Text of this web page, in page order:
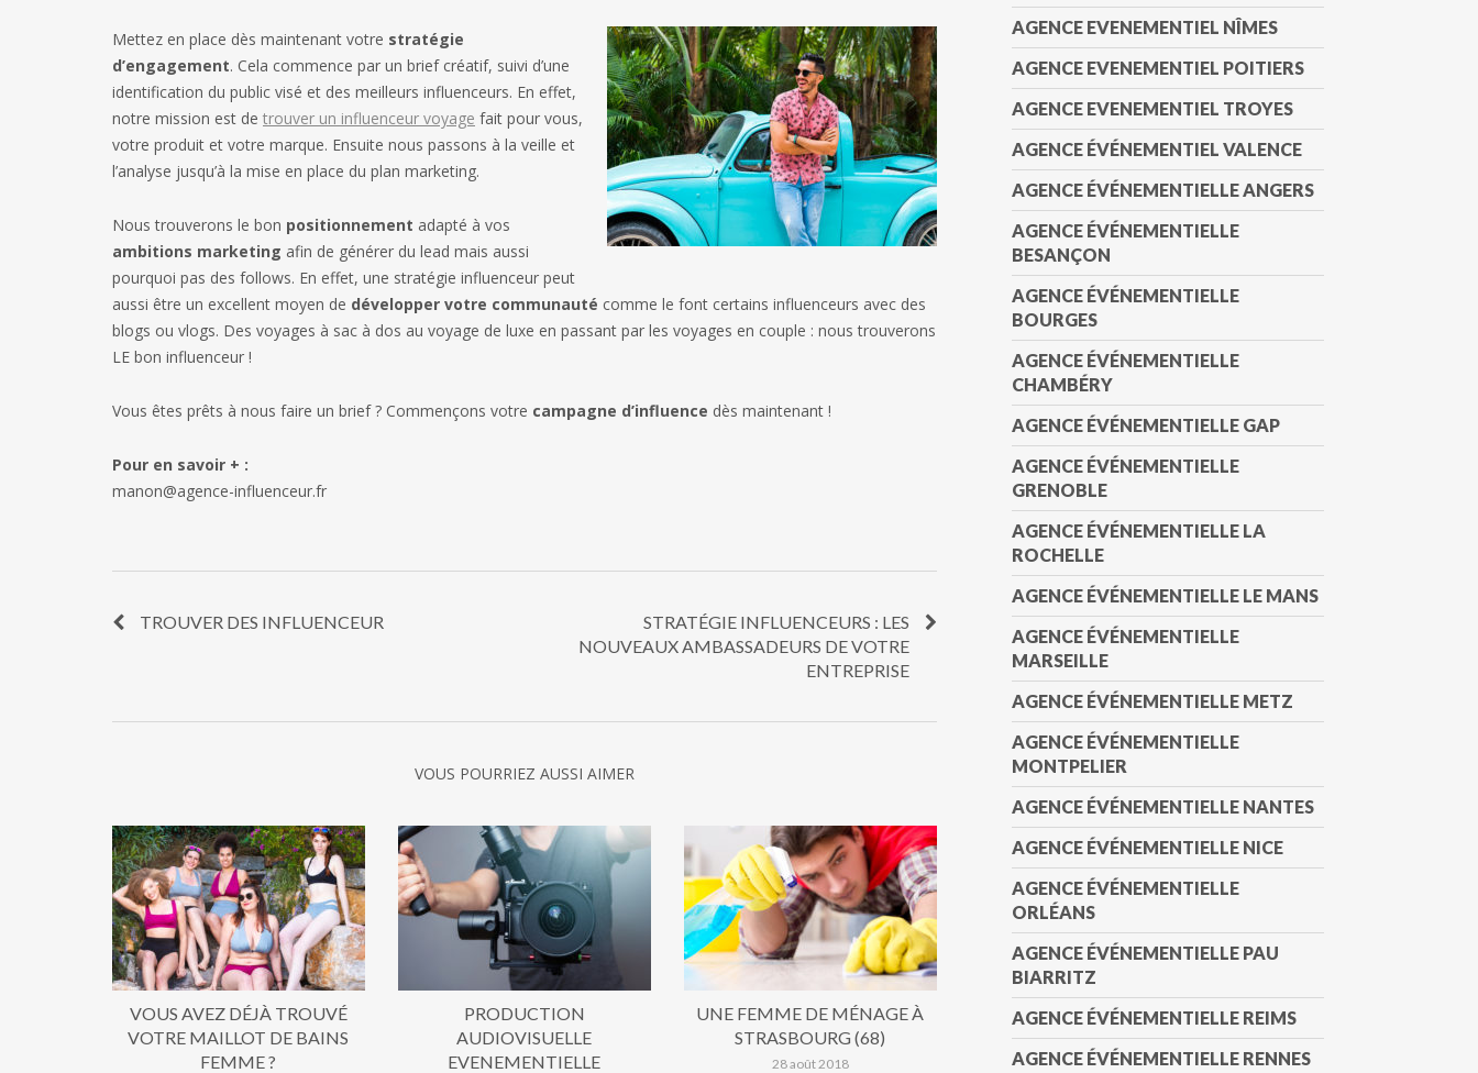
Mettez en place dès maintenant votre stratégie
d’engagement. Cela commence par un brief créatif, suivi d’une
identification du public visé et des meilleurs influenceurs. En effet,
notre mission est de trouver un influenceur voyage fait pour vous,
votre produit et votre marque. Ensuite nous passons à la veille et
l’analyse jusqu’à la mise en place du plan marketing.
Nous trouverons le bon positionnement adapté à vos
ambitions marketing afin de générer du lead mais aussi
pourquoi pas des follows. En effet, une stratégie influenceur peut
aussi être un excellent moyen de développer votre communauté comme le font certains influenceurs avec des
blogs ou vlogs. Des voyages à sac à dos au voyage de luxe en passant par les voyages en couple : nous trouverons
LE bon influenceur !
Vous êtes prêts à nous faire un brief ? Commençons votre campagne d’influence dès maintenant !
Pour en savoir + :
manon@agence-influenceur.fr
TROUVER DES INFLUENCEUR
STRATÉGIE INFLUENCEURS : LES
NOUVEAUX AMBASSADEURS DE VOTRE
ENTREPRISE
VOUS POURRIEZ AUSSI AIMER
VOUS AVEZ DÉJÀ TROUVÉ
VOTRE MAILLOT DE BAINS
FEMME ?
PRODUCTION
AUDIOVISUELLE
EVENEMENTIELLE
UNE FEMME DE MÉNAGE À
STRASBOURG (68)
28 août 2018
AGENCE EVENEMENTIEL NÎMES
AGENCE EVENEMENTIEL POITIERS
AGENCE EVENEMENTIEL TROYES
AGENCE ÉVÉNEMENTIEL VALENCE
AGENCE ÉVÉNEMENTIELLE ANGERS
AGENCE ÉVÉNEMENTIELLE
BESANÇON
AGENCE ÉVÉNEMENTIELLE
BOURGES
AGENCE ÉVÉNEMENTIELLE
CHAMBÉRY
AGENCE ÉVÉNEMENTIELLE GAP
AGENCE ÉVÉNEMENTIELLE
GRENOBLE
AGENCE ÉVÉNEMENTIELLE LA
ROCHELLE
AGENCE ÉVÉNEMENTIELLE LE MANS
AGENCE ÉVÉNEMENTIELLE
MARSEILLE
AGENCE ÉVÉNEMENTIELLE METZ
AGENCE ÉVÉNEMENTIELLE
MONTPELIER
AGENCE ÉVÉNEMENTIELLE NANTES
AGENCE ÉVÉNEMENTIELLE NICE
AGENCE ÉVÉNEMENTIELLE
ORLÉANS
AGENCE ÉVÉNEMENTIELLE PAU
BIARRITZ
AGENCE ÉVÉNEMENTIELLE REIMS
AGENCE ÉVÉNEMENTIELLE RENNES